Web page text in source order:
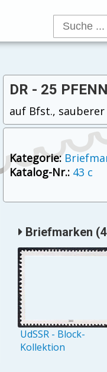
DR - 25
auf Bfst., sauberer
Kategorie:
Katalog-Nr.: 43 c
Briefmarken
UdSSR - Block-
Kollektion